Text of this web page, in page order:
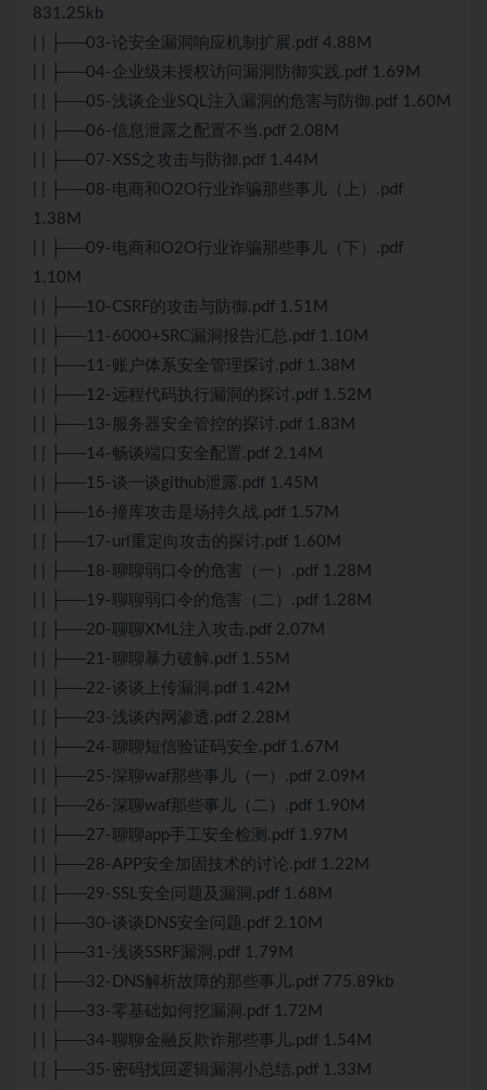
831.25kb
| | ├──03-论安全漏洞响应机制扩展.pdf 4.88M
| | ├──04-企业级未授权访问漏洞防御实践.pdf 1.69M
| | ├──05-浅谈企业SQL注入漏洞的危害与防御.pdf 1.60M
| | ├──06-信息泄露之配置不当.pdf 2.08M
| | ├──07-XSS之攻击与防御.pdf 1.44M
| | ├──08-电商和O2O行业诈骗那些事儿（上）.pdf
1.38M
| | ├──09-电商和O2O行业诈骗那些事儿（下）.pdf
1.10M
| | ├──10-CSRF的攻击与防御.pdf 1.51M
| | ├──11-6000+SRC漏洞报告汇总.pdf 1.10M
| | ├──11-账户体系安全管理探讨.pdf 1.38M
| | ├──12-远程代码执行漏洞的探讨.pdf 1.52M
| | ├──13-服务器安全管控的探讨.pdf 1.83M
| | ├──14-畅谈端口安全配置.pdf 2.14M
| | ├──15-谈一谈github泄露.pdf 1.45M
| | ├──16-撞库攻击是场持久战.pdf 1.57M
| | ├──17-url重定向攻击的探讨.pdf 1.60M
| | ├──18-聊聊弱口令的危害（一）.pdf 1.28M
| | ├──19-聊聊弱口令的危害（二）.pdf 1.28M
| | ├──20-聊聊XML注入攻击.pdf 2.07M
| | ├──21-聊聊暴力破解.pdf 1.55M
| | ├──22-谈谈上传漏洞.pdf 1.42M
| | ├──23-浅谈内网渗透.pdf 2.28M
| | ├──24-聊聊短信验证码安全.pdf 1.67M
| | ├──25-深聊waf那些事儿（一）.pdf 2.09M
| | ├──26-深聊waf那些事儿（二）.pdf 1.90M
| | ├──27-聊聊app手工安全检测.pdf 1.97M
| | ├──28-APP安全加固技术的讨论.pdf 1.22M
| | ├──29-SSL安全问题及漏洞.pdf 1.68M
| | ├──30-谈谈DNS安全问题.pdf 2.10M
| | ├──31-浅谈SSRF漏洞.pdf 1.79M
| | ├──32-DNS解析故障的那些事儿.pdf 775.89kb
| | ├──33-零基础如何挖漏洞.pdf 1.72M
| | ├──34-聊聊金融反欺诈那些事儿.pdf 1.54M
| | ├──35-密码找回逻辑漏洞小总结.pdf 1.33M